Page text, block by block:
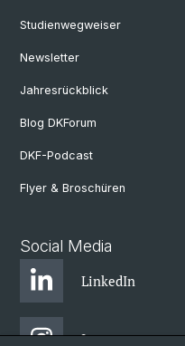
Studienwegweiser
Newsletter
Jahresrückblick
Blog DKForum
DKF-Podcast
Flyer & Broschüren
Social Media
LinkedIn
Instagram